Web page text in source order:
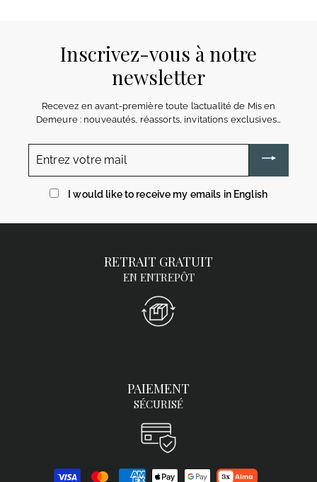
Inscrivez-vous à notre
newsletter
Recevez en avant-première toute l’actualité de Mis en
Demeure : nouveautés, réassorts, invitations exclusives…
I would like to receive my emails in English
RETRAIT GRATUIT
EN ENTREPÔT
PAIEMENT
SÉCURISÉ